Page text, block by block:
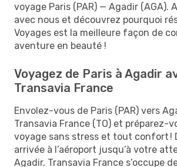
voyage Paris (PAR) — Agadir (AGA).
avec nous et découvrez pourquoi
Voyages est la meilleure façon de
aventure en beauté !
Voyagez de Paris à Agadir
Transavia France
Envolez-vous de Paris (PAR) vers
Transavia France (TO) et préparez-
voyage sans stress et tout confort !
arrivée à l’aéroport jusqu’à votre
Agadir, Transavia France s’occupe